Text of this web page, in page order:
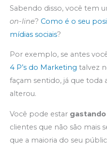
Sabendo disso, você tem
on-line? Como é o seu
mídias sociais?
Por exemplo, se antes
4 P’s do Marketing talvez
façam sentido, já que toda
alterou.
Você pode estar
clientes que não são mais
que a maioria do seu